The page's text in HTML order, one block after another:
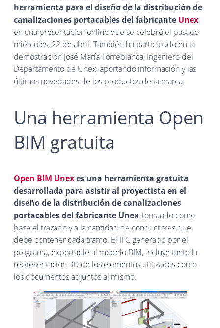
herramienta para el diseño de la distribución de
canalizaciones portacables del fabricante Unex
en una presentación online que se celebró el pasado
miércoles, 22 de abril. También ha participado en la
demostración José María Torreblanca, Ingeniero del
Departamento de Unex, aportando información y las
últimas novedades de los productos de la marca.
Una herramienta Open
BIM gratuita
Open BIM Unexes una herramienta gratuita
desarrollada para asistir al proyectista en el
diseño de la distribución de canalizaciones
portacables del fabricante Unex, tomando como
base el trazado y a la cantidad de conductores que
debe contener cada tramo. El IFC generado por el
programa, exportable al modelo BIM, incluye tanto la
representación 3D de los elementos utilizados como
los documentos adjuntos al mismo.